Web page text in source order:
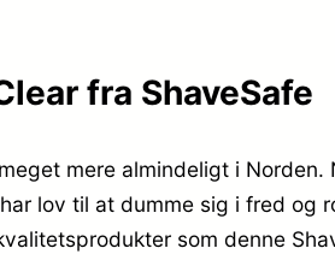
fra ShaveSafe
mere almindeligt i
lov til at dumme sig i fred og
som denne